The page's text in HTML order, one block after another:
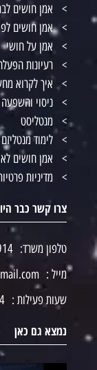
אמן חושים
אמן חושים
אמן על חושי
רעיונות
איך לקרוא
ניסוי והשפעה
מנטליסט
לימוד
אמן חושים
מדיניות
צרו קשר כבר
טלפון משרד:
מייל :
שעות פעילות : 24
נמצא גם כאן